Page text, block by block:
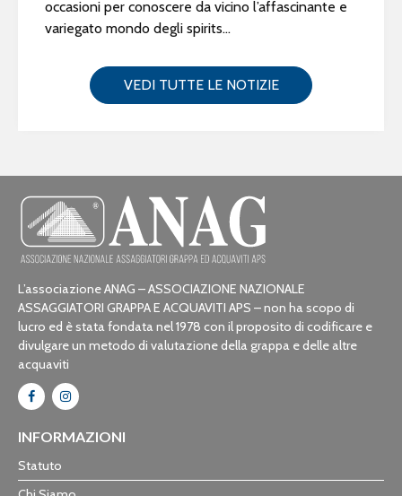
occasioni per conoscere da vicino l’affascinante e
variegato mondo degli spirits...
VEDI TUTTE LE NOTIZIE
L’associazione ANAG – ASSOCIAZIONE NAZIONALE
ASSAGGIATORI GRAPPA E ACQUAVITI APS – non ha scopo di
lucro ed è stata fondata nel 1978 con il proposito di codificare e
divulgare un metodo di valutazione della grappa e delle altre
acquaviti
INFORMAZIONI
Statuto